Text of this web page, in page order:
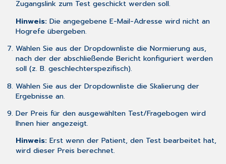
Zugangslink zum Test geschickt werden soll.
Hinweis: Die angegebene E-Mail-Adresse wird nicht an
Hogrefe übergeben.
Wählen Sie aus der Dropdownliste die Normierung aus,
nach der der abschließende Bericht konfiguriert werden
soll (z. B. geschlechterspezifisch).
Wählen Sie aus der Dropdownliste die Skalierung der
Ergebnisse an.
Der Preis für den ausgewählten Test/Fragebogen wird
Ihnen hier angezeigt.
Hinweis: Erst wenn der Patient, den Test bearbeitet hat,
wird dieser Preis berechnet.